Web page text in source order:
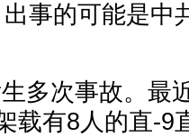
的可能是中
次事故。最
载有8人的直-9